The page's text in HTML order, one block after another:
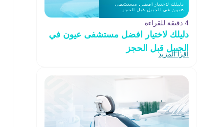
4 دقيقة للقراءة
دليلك لاختيار افضل مستشفى عيون في
الجبيل قبل الحجز
اقرأ المزيد